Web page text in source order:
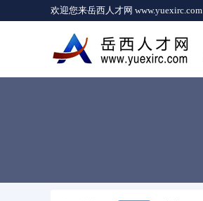
欢迎您来岳西人才网 www.yuexirc.com